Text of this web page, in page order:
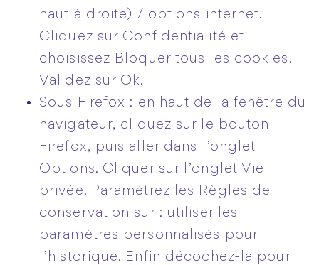
haut à droite) / options internet.
Cliquez sur Confidentialité et
choisissez Bloquer tous les cookies.
Validez sur Ok.
Sous Firefox : en haut de la fenêtre du
navigateur, cliquez sur le bouton
Firefox, puis aller dans l’onglet
Options. Cliquer sur l’onglet Vie
privée. Paramétrez les Règles de
conservation sur : utiliser les
paramètres personnalisés pour
l’historique. Enfin décochez-la pour